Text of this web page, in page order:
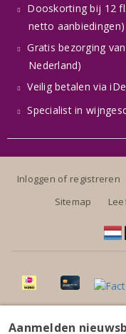
Dooskorting bij 12
netto aanbiedingen)
Gratis bezorging
Nederland)
Veilig betalen via
Specialist in
Inloggen of registreren
Sitemap
Aanmelden